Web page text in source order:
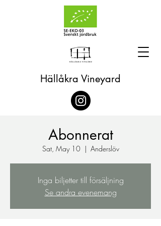
Hällåkra Vineyard
Abonnerat
Sat, May 10
  |
Anderslöv
Inga biljetter till försäljning
Se andra evenemang